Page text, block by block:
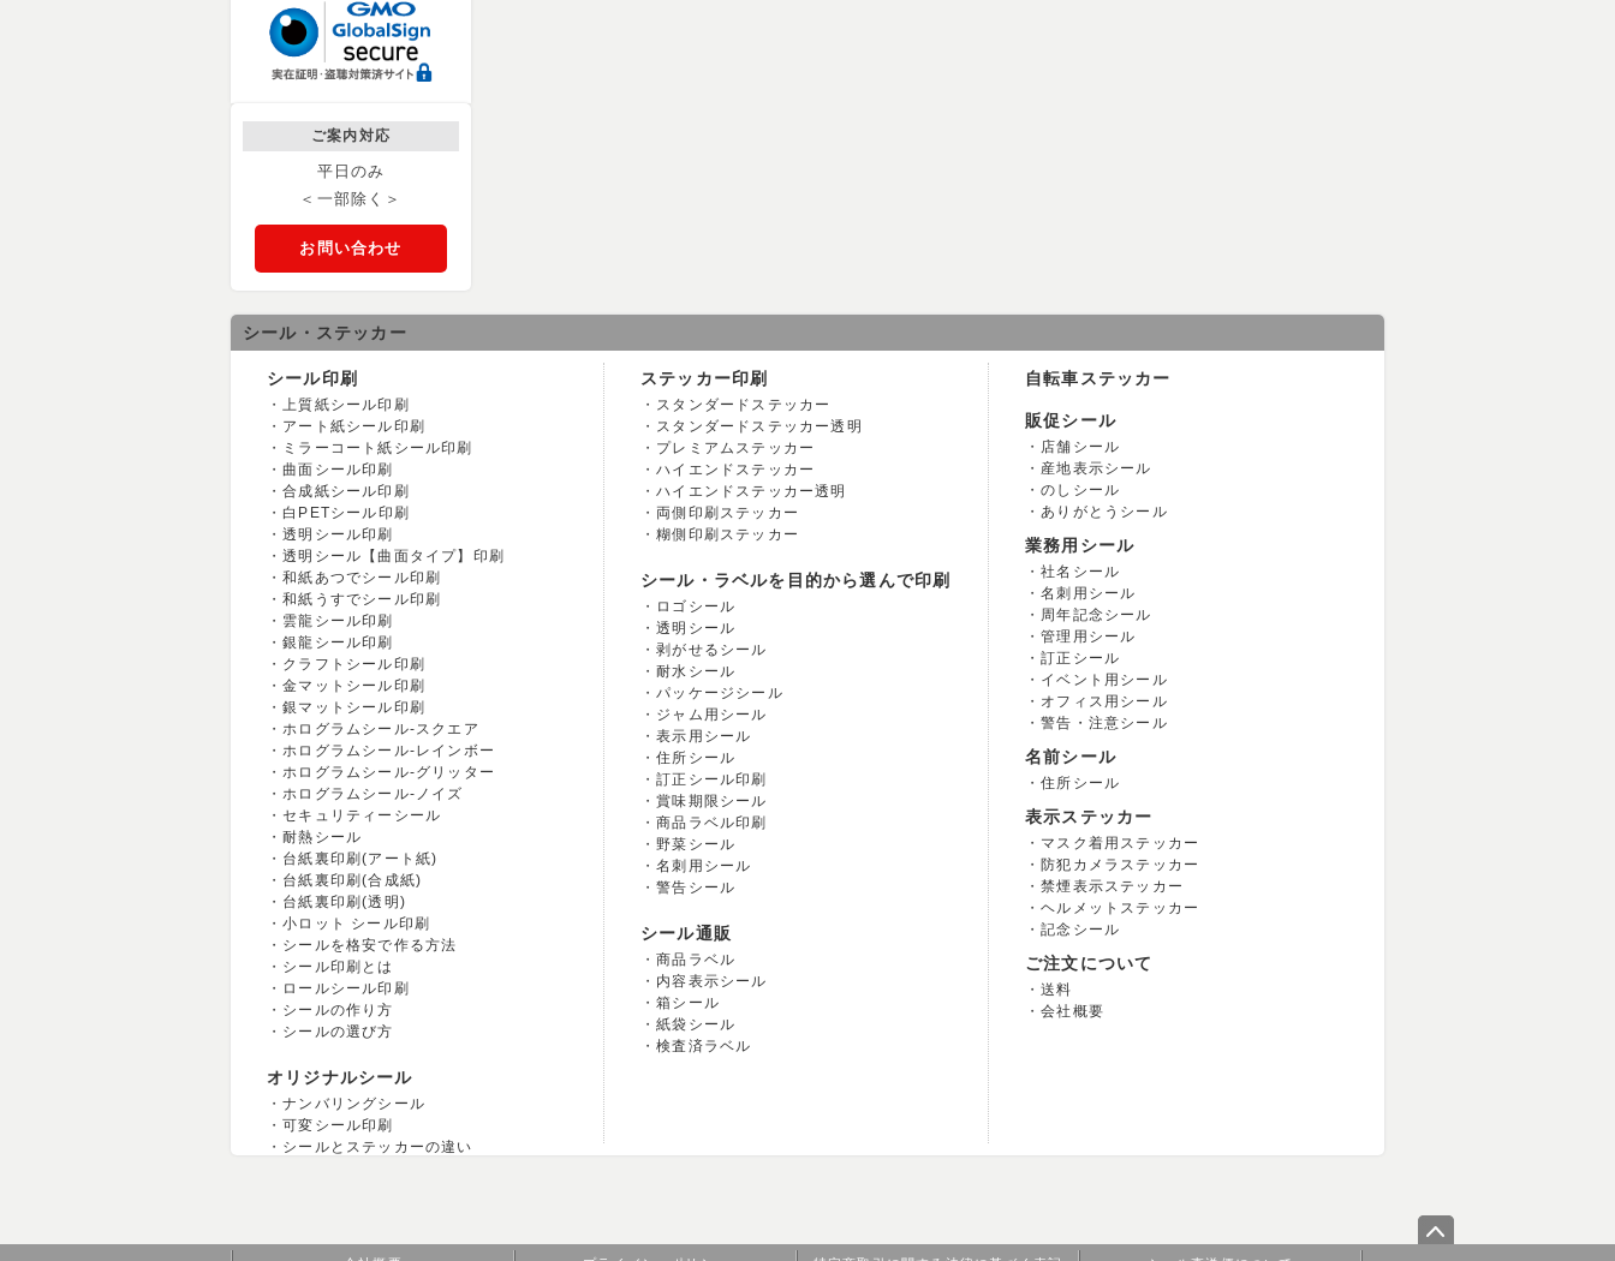
ご案内対応
平日のみ
＜一部除く＞
お問い合わせ
シール・ステッカー
シール印刷
上質紙シール印刷
アート紙シール印刷
ミラーコート紙シール印刷
曲面シール印刷
合成紙シール印刷
白PETシール印刷
透明シール印刷
透明シール【曲面タイプ】印刷
和紙あつでシール印刷
和紙うすでシール印刷
雲龍シール印刷
銀龍シール印刷
クラフトシール印刷
金マットシール印刷
銀マットシール印刷
ホログラムシール-スクエア
ホログラムシール-レインボー
ホログラムシール-グリッター
ホログラムシール-ノイズ
セキュリティーシール
耐熱シール
台紙裏印刷(アート紙)
台紙裏印刷(合成紙)
台紙裏印刷(透明)
小ロット シール印刷
シールを格安で作る方法
シール印刷とは
ロールシール印刷
シールの作り方
シールの選び方
オリジナルシール
ナンバリングシール
可変シール印刷
シールとステッカーの違い
ステッカー印刷
スタンダードステッカー
スタンダードステッカー透明
プレミアムステッカー
ハイエンドステッカー
ハイエンドステッカー透明
両側印刷ステッカー
糊側印刷ステッカー
シール・ラベルを目的から選んで印刷
ロゴシール
透明シール
剥がせるシール
耐水シール
パッケージシール
ジャム用シール
表示用シール
住所シール
訂正シール印刷
賞味期限シール
商品ラベル印刷
野菜シール
名刺用シール
警告シール
シール通販
商品ラベル
内容表示シール
箱シール
紙袋シール
検査済ラベル
自転車ステッカー
販促シール
店舗シール
産地表示シール
のしシール
ありがとうシール
業務用シール
社名シール
名刺用シール
周年記念シール
管理用シール
訂正シール
イベント用シール
オフィス用シール
警告・注意シール
名前シール
住所シール
表示ステッカー
マスク着用ステッカー
防犯カメラステッカー
禁煙表示ステッカー
ヘルメットステッカー
記念シール
ご注文について
送料
会社概要